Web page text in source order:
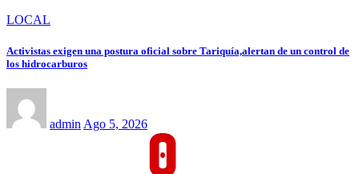
LOCAL
Activistas exigen una postura oficial sobre Tariquía,alertan de un control de
los hidrocarburos
admin Ago 5, 2026